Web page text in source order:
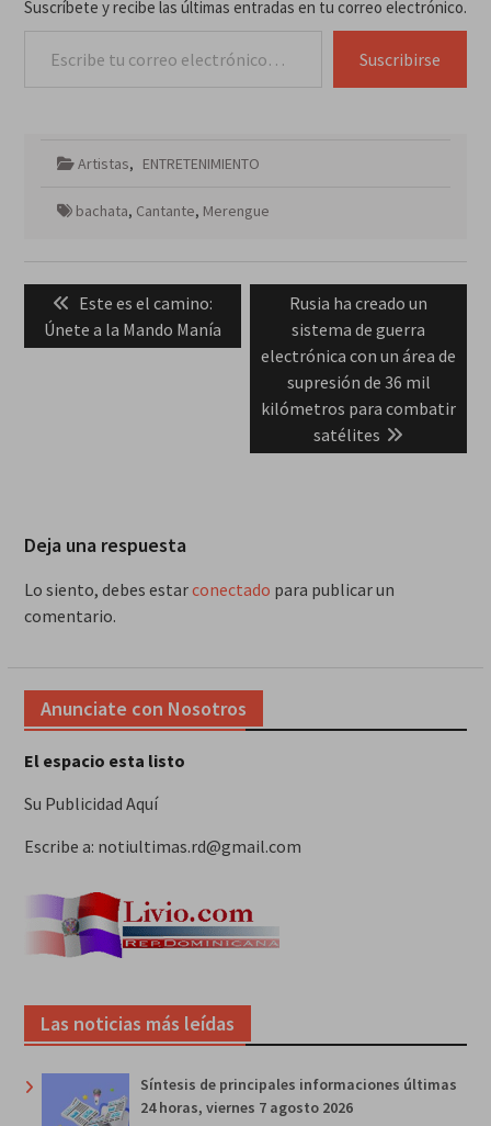
Suscríbete y recibe las últimas entradas en tu correo electrónico.
Suscribirse
Artistas, ENTRETENIMIENTO
bachata, Cantante, Merengue
Navegación
entradas
Previous
post:
Este es el camino:
Únete a la Mando Manía
Next
post:
Rusia ha creado un
sistema de guerra
electrónica con un área de
supresión de 36 mil
kilómetros para combatir
satélites
Deja una respuesta
Lo siento, debes estarconectado para publicar un
comentario.
Anunciate con Nosotros
El espacio esta listo
Su Publicidad Aquí
Escribe a: notiultimas.rd@gmail.com
Las noticias más leídas
Síntesis de principales informaciones últimas
24 horas, viernes 7 agosto 2026